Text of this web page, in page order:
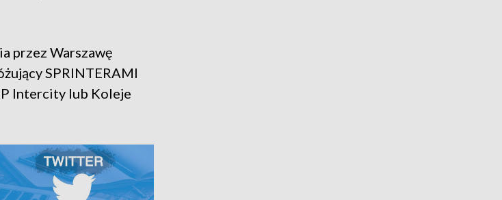
przez Warszawę
SPRINTERAMI
Intercity lub Koleje